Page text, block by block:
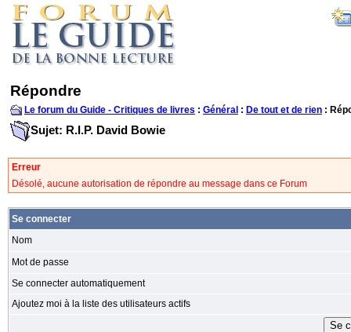
Répondre
Le forum du Guide - Critiques de livres : Général : De tout et de rien :
Sujet: R.I.P. David Bowie
Erreur
Désolé, aucune autorisation de répondre au message dans ce Forum
Se connecter
Nom
Mot de passe
Se connecter automatiquement
Ajoutez moi à la liste des utilisateurs actifs